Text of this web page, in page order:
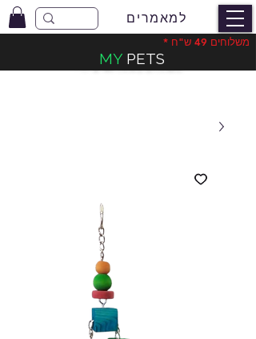
למאמרים
משלוחים בעלות 49 ש"ח
משלוחים 49 ש"ח *
MY PETS